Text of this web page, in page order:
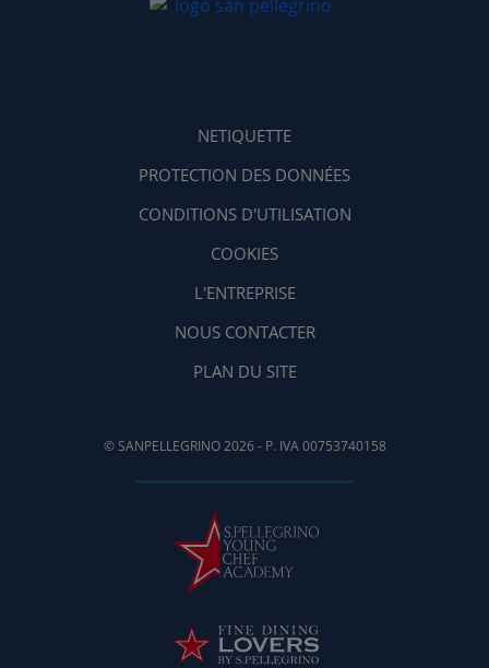
NETIQUETTE
PROTECTION DES DONNÉES
CONDITIONS D'UTILISATION
COOKIES
L'ENTREPRISE
NOUS CONTACTER
PLAN DU SITE
© SANPELLEGRINO 2026 - P. IVA 00753740158